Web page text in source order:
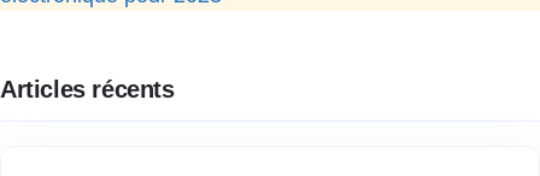
Articles récents